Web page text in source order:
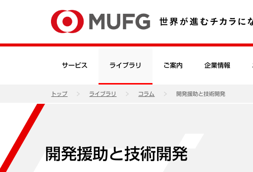
サービス ライブラリ ご案内 企業情報
トップ ライブラリ コラム 開発援助と技術開発
開発援助と技術開発